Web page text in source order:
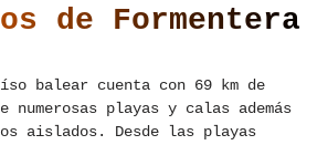
de Formentera
balear cuenta con 69 km de
numerosas playas y calas además
aislados. Desde las playas